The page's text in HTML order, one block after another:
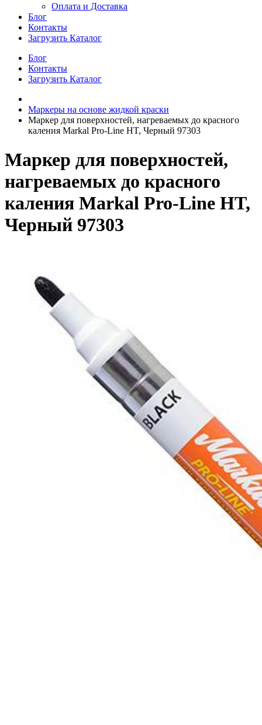
Оплата и Доставка
Блог
Контакты
Загрузить Каталог
Блог
Контакты
Загрузить Каталог
Маркеры на основе жидкой краски
Маркер для поверхностей, нагреваемых до красного
каления Markal Pro-Line HT, Черный 97303
Маркер для поверхностей,
нагреваемых до красного
каления Markal Pro-Line HT,
Черный 97303